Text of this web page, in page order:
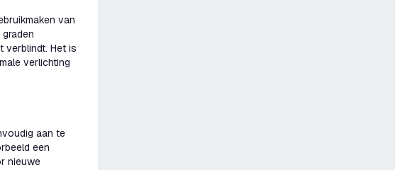
van
verblindt. Het is
verlichting
aan te
een
nieuwe